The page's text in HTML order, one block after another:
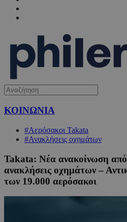
ΚΟΙΝΩΝΙΑ
#Αερόσακοι Takata
#Ανακλήσεις οχημάτων
Takata: Νέα ανακοίνωση
ανακλήσεις οχημάτων –
των 19.000 αερόσακοι